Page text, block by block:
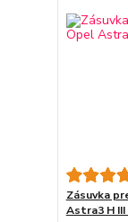
Zásuvka
Astra3 H III